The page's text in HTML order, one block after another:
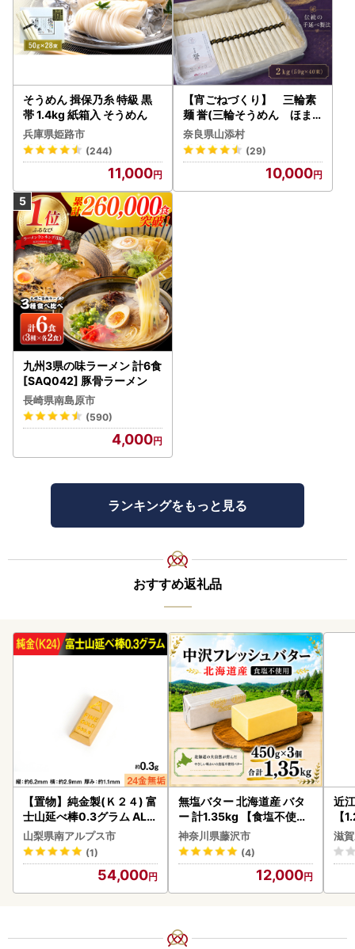
そうめん 揖保乃糸 特級 黒
帯 1.4kg 紙箱入 そうめん
兵庫県姫路市
(244)
11,000
【宵ごねづくり】 三輪素
麺 誉(三輪そうめん ほま
れ) 2kg(50g×40束)
奈良県山添村
(29)
10,000
九州3県の味ラーメン 計6食
[SAQ042] 豚骨ラーメン
長崎県南島原市
(590)
4,000
ランキングをもっと見る
おすすめ返礼品
【置物】純金製(Ｋ２４) 富
士山延べ棒0.3グラム ALP
BK193
山梨県南アルプス市
(1)
54,000
無塩バター 北海道産 バタ
ー 計1.35kg 【食塩不使用
】
神奈川県藤沢市
(4)
12,000
近
【
】
滋